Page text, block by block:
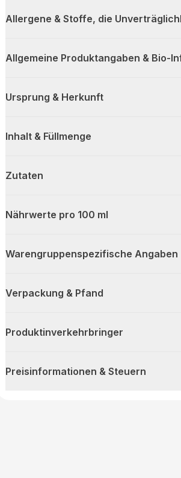
Allergene & Stoffe, die
Allgemeine Produktangaben & Bio-
Ursprung & Herkunft
Inhalt & Füllmenge
Zutaten
Nährwerte pro 100 ml
Warengruppenspezifische Angaben
Verpackung & Pfand
Produktinverkehrbringer
Preisinformationen & Steuern